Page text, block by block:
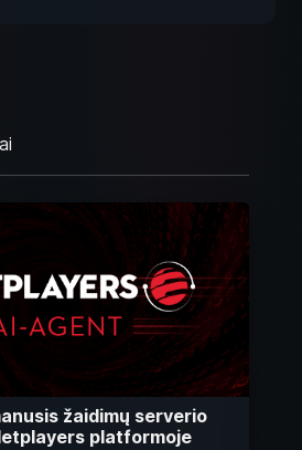
žaidimų serverio
platformoje